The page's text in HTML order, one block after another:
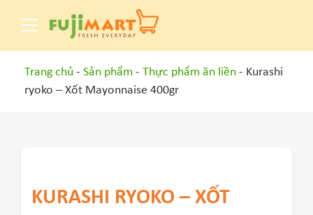
Trang chủ - Sản phẩm - Thực phẩm ăn liền - Kurashi
ryoko – Xốt Mayonnaise 400gr
KURASHI RYOKO – XỐT